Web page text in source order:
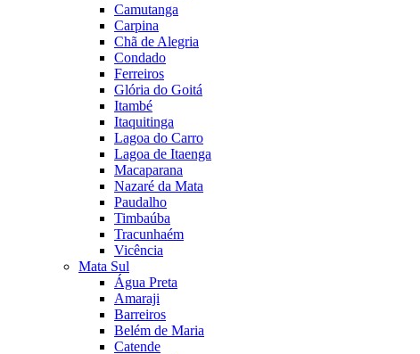
Camutanga
Carpina
Chã de Alegria
Condado
Ferreiros
Glória do Goitá
Itambé
Itaquitinga
Lagoa do Carro
Lagoa de Itaenga
Macaparana
Nazaré da Mata
Paudalho
Timbaúba
Tracunhaém
Vicência
Mata Sul
Água Preta
Amaraji
Barreiros
Belém de Maria
Catende